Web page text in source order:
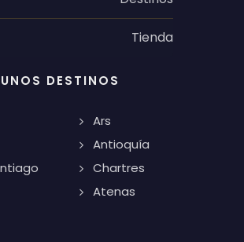
Tienda
DESTINOS
Ars
Antioquía
Chartres
Atenas